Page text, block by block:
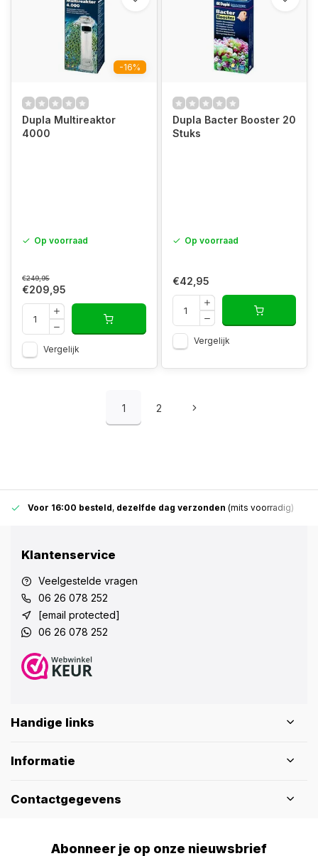
-16%
Dupla Multireaktor
4000
Op voorraad
€249,95
€209,95
Vergelijk
Dupla Bacter Booster 20
Stuks
Op voorraad
€42,95
Vergelijk
1 2
Voor 16:00 besteld, dezelfde dag verzonden (mits voorradig)
Klantenservice
Veelgestelde vragen
06 26 078 252
[email protected]
06 26 078 252
Handige links
Informatie
Contactgegevens
Abonneer je op onze nieuwsbrief